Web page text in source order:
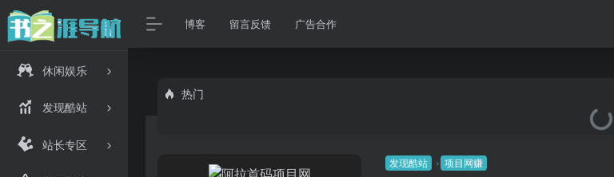
休闲娱乐
发现酷站
站长专区
博客 留言反馈 广告合作
热门
发现酷站 项目网赚